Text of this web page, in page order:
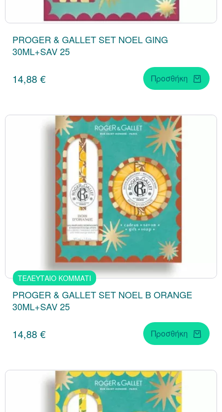
PROGER & GALLET SET NOEL GING
30ML+SAV 25
14,88 € Προσθήκη
ΤΕΛΕΥΤΑΙΟ ΚΟΜΜΑΤΙ
PROGER & GALLET SET NOEL B ORANGE
30ML+SAV 25
14,88 € Προσθήκη